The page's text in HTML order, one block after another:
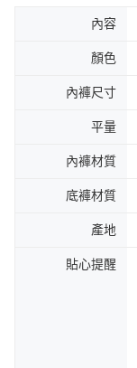
內容
顏色
內褲尺寸
平量
內褲材質
底褲材質
產地
貼心提醒